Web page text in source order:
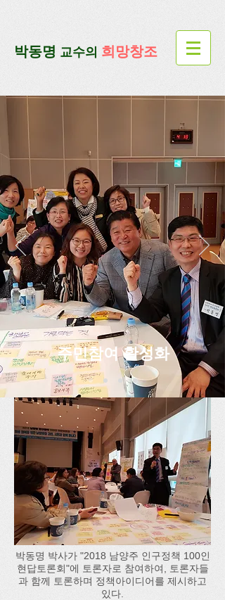
​박동명 교수의 희망창조
주민참여 활성화
박동명 박사가 "2018 남양주 인구정책 100인
현답토론회"에 토론자로 참여하여, 토론자들
과 함께 토론하며 정책아이디어를 제시하고
있다.